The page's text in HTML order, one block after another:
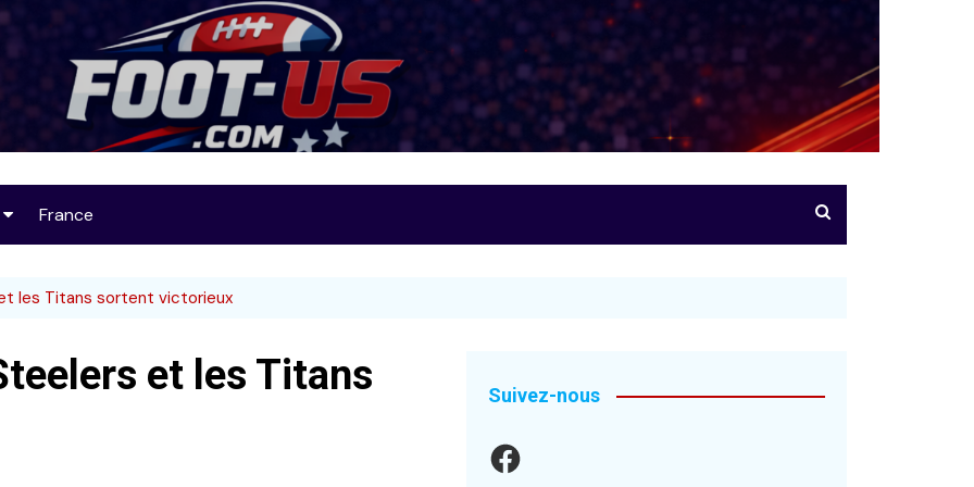
Foot-US
France
les Titans sortent victorieux
et les Titans
Suivez-nous
Facebook